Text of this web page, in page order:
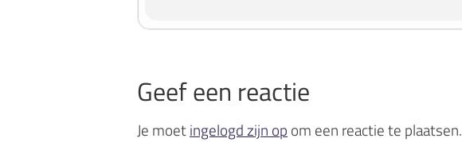
Geef een reactie
Je moetingelogd zijn op om een reactie te plaatsen.